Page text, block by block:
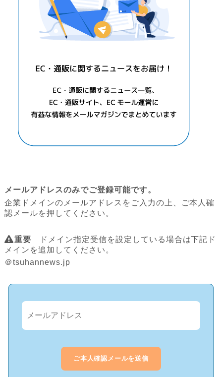
メールアドレスのみでご登録可能です。
企業ドメインのメールアドレスをご入力の上、ご本人確
認メールを押してください。
重要 ドメイン指定受信を設定している場合は下記ド
メインを追加してください。
＠tsuhannews.jp